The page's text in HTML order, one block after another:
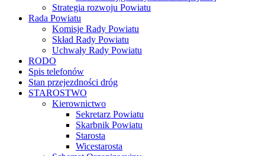
Strategia rozwoju Powiatu
Rada Powiatu
Komisje Rady Powiatu
Skład Rady Powiatu
Uchwały Rady Powiatu
RODO
Spis telefonów
Stan przejezdności dróg
STAROSTWO
Kierownictwo
Sekretarz Powiatu
Skarbnik Powiatu
Starosta
Wicestarosta